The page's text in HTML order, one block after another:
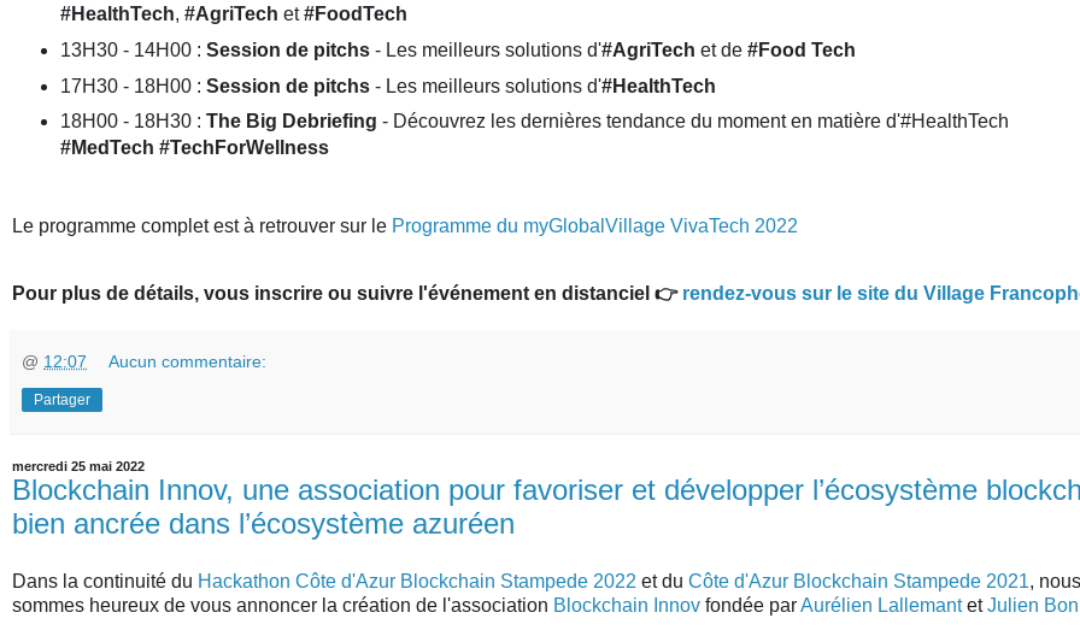
#HealthTech, #AgriTech et#FoodTech
13H30 - 14H00 : Session de pitchs - Les meilleurs solutions d'#AgriTech et de #Food Tech
17H30 - 18H00 : Session de pitchs - Les meilleurs solutions d'#HealthTech
18H00 - 18H30 : The Big Debriefing - Découvrez les dernières tendance du moment en matière d'#HealthTech
#MedTech #TechForWellness
Le programme complet est à retrouver sur le Programme du myGlobalVillage VivaTech 2022
Pour plus de détails, vous inscrire ou suivre l'événement en distanciel 👉 rendez-vous sur le site du Village
@ 12:07 Aucun commentaire:
Partager
mercredi 25 mai 2022
Blockchain Innov, une association pour favoriser et développer l’écosystème
bien ancrée dans l’écosystème azuréen
Dans la continuité du Hackathon Côte d'Azur Blockchain Stampede 2022 et du Côte d'Azur Blockchain Stampede 2021, nous
sommes heureux de vous annoncer la création de l'association Blockchain Innov fondée parAurélien LallemantetJulien